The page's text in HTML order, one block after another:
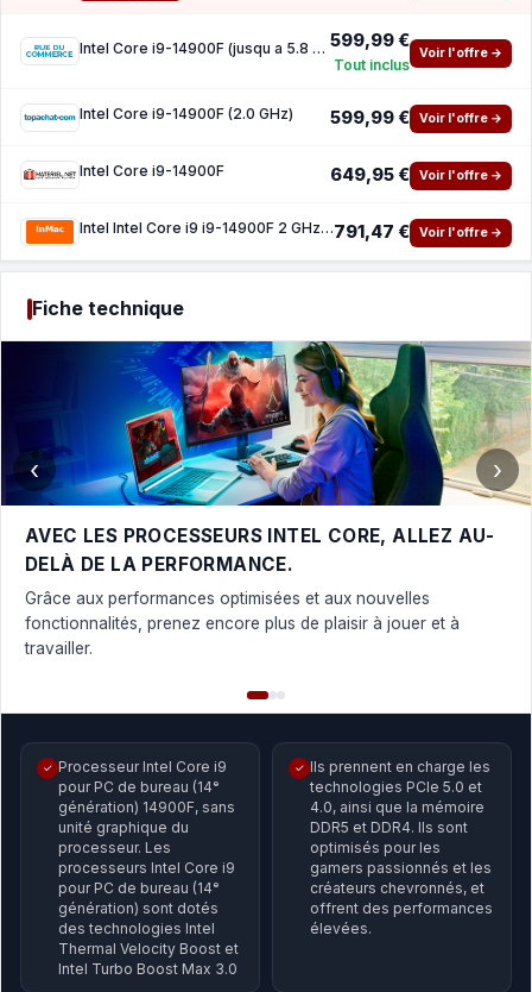
Intel Core i9-14900F (jusqu a 5.8 GHz) 599,99 €
Tout inclus
Voir l'offre →
Intel Core i9-14900F (2.0 GHz) 599,99 € Voir l'offre →
Intel Core i9-14900F 649,95 € Voir l'offre →
Intel Intel Core i9 i9-14900F 2 GHz processeur - Box791,47 € Voir l'offre →
Fiche technique
AVEC LES PROCESSEURS INTEL CORE, ALLEZ AU-
DELÀ DE LA PERFORMANCE.
Grâce aux performances optimisées et aux nouvelles
fonctionnalités, prenez encore plus de plaisir à jouer et à
travailler.
‹ ›
✓ Processeur Intel Core i9
pour PC de bureau (14ᵉ
génération) 14900F, sans
unité graphique du
processeur. Les
processeurs Intel Core i9
pour PC de bureau (14ᵉ
génération) sont dotés
des technologies Intel
Thermal Velocity Boost et
Intel Turbo Boost Max 3.0
✓ Ils prennent en charge les
technologies PCIe 5.0 et
4.0, ainsi que la mémoire
DDR5 et DDR4. Ils sont
optimisés pour les
gamers passionnés et les
créateurs chevronnés, et
offrent des performances
élevées.